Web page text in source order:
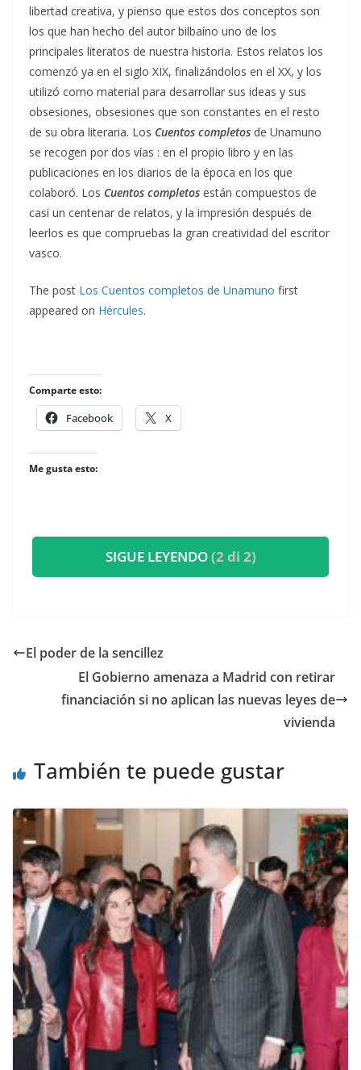
libertad creativa, y pienso que estos dos conceptos son
los que han hecho del autor bilbaíno uno de los
principales literatos de nuestra historia. Estos relatos los
comenzó ya en el siglo XIX, finalizándolos en el XX, y los
utilizó como material para desarrollar sus ideas y sus
obsesiones, obsesiones que son constantes en el resto
de su obra literaria. Los Cuentos completos de Unamuno
se recogen por dos vías : en el propio libro y en las
publicaciones en los diarios de la época en los que
colaboró. Los Cuentos completos están compuestos de
casi un centenar de relatos, y la impresión después de
leerlos es que compruebas la gran creatividad del escritor
vasco.
The post Los Cuentos completos de Unamuno first
appeared on Hércules.
Comparte esto:
Facebook X
Me gusta esto:
SIGUE LEYENDO(2 di 2)
El poder de la sencillez
El Gobierno amenaza a Madrid con retirar
financiación si no aplican las nuevas leyes de
vivienda
También te puede gustar